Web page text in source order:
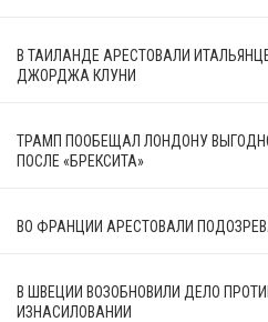
В ТАИЛАНДЕ АРЕСТОВАЛИ
ДЖОРДЖА КЛУНИ
ТРАМП ПООБЕЩАЛ ЛОНДОНУ
ПОСЛЕ «БРЕКСИТА»
ВО ФРАНЦИИ АРЕСТОВАЛИ
В ШВЕЦИИ ВОЗОБНОВИЛИ ДЕЛО
ИЗНАСИЛОВАНИИ